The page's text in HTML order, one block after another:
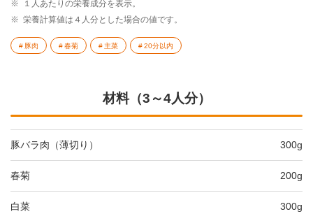
※
１人あたりの栄養成分を表示。
※ 栄養計算値は４人分とした場合の値です。
豚肉 春菊 主菜 20分以内
材料（3～4人分）
豚バラ肉（薄切り） 300g
春菊 200g
白菜 300g